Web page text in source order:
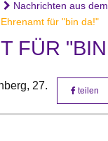
Nachrichten aus dem
Ehrenamt für "bin da!"
FÜR
27.
teilen